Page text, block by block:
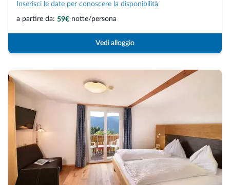
Inserisci le date per conoscere la disponibilità
a partire da: 59€ notte/persona
Vedi alloggio